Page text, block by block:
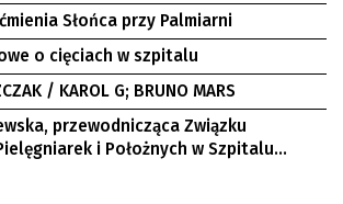
Słońca przy Palmiarni
o cięciach w szpitalu
/ KAROL G; BRUNO MARS
przewodnicząca Związku
i Położnych w Szpitalu